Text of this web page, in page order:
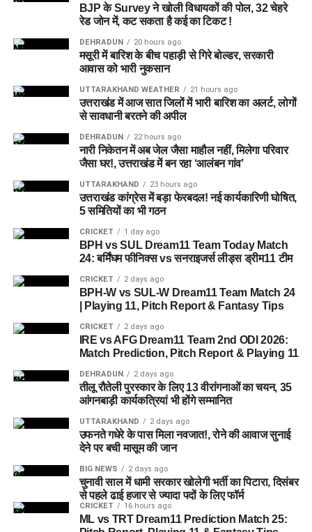
राज्य के कई जिलों में बारिश का प्रभाव लगातार बना हुआ है। मौसम विभाग
के अनुसार उत्तरकाशी, देहरादून, टिहरी, रुद्रप्रयाग, चमोली, ऊधम सिंह
नगर, बागेश्वर, पिथौरागढ़ और नैनीताल में भारी से बहुत भारी वर्षा होने की
संभावना है। इसके अलावा कुछ क्षेत्रों में तेज गर्जना, बिजली गिरने और
अचानक बाढ़ जैसी परिस्थितियां भी बन सकती हैं।
राज्य आपदा प्रबंधन तंत्र और जिला प्रशासन को संवेदनशील इलाकों में
सतर्क रहने के निर्देश दिए गए हैं। साथ ही भूस्खलन संभावित क्षेत्रों पर
लगातार निगरानी रखी जा रही है, ताकि किसी भी आपात स्थिति से समय
BJP के Survey ने खोली विधायकों की पोल, 32 चेहरे
रेड जोन में, कट सकता है कई का टिकट !
DEHRADUN 20 hours ago
मसूरी में बारिश के बीच पहाड़ी से गिरे बोल्डर, सरकारी
आवास को भारी नुकसान
UTTARAKHAND WEATHER 21 hours ago
उत्तराखंड में आज सात जिलों में भारी बारिश का अलर्ट, लोगों
से सावधानी बरतने की अपील
DEHRADUN 22 hours ago
नारी निकेतन में अब जेल जैसा माहौल नहीं, मिलेगा परिवार
जैसा घर!, उत्तराखंड में बन रहा ‘आलंबन गांव’
UTTARAKHAND 23 hours ago
उत्तराखंड कांग्रेस में बड़ा फेरबदल! नई कार्यकारिणी घोषित,
5 समितियों का भी गठन
CRICKET 1 day ago
BPH vs SUL Dream11 Team Today Match
24: बर्मिंघम फीनिक्स vs सनराइजर्स लीड्स ड्रीम11 टीम
CRICKET 2 days ago
BPH-W vs SUL-W Dream11 Team Match 24
| Playing 11, Pitch Report & Fantasy Tips
CRICKET 2 days ago
IRE vs AFG Dream11 Team 2nd ODI 2026:
Match Prediction, Pitch Report & Playing 11
DEHRADUN 2 days ago
तीलू रौतेली पुरस्कार के लिए 13 वीरांगनाओं का चयन, 35
आंगनबाड़ी कार्यकत्रियां भी होंगे सम्मानित
UTTARAKHAND 2 days ago
उफनते गधेरे के पास मिला नवजात!, रोने की आवाज सुनाई
देने पर बची मासूम की जान
BIG NEWS 2 days ago
चुनावी साल में धामी सरकार खोलेगी भर्ती का पिटारा, दिसंबर
से पहले ढाई हजार से ज्यादा पदों के लिए फॉर्म
CRICKET 16 hours ago
ML vs TRT Dream11 Prediction Match 25: